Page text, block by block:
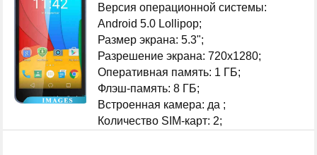
Версия операционной системы:
Android 5.0 Lollipop;
Размер экрана: 5.3";
Разрешение экрана: 720x1280;
Оперативная память: 1 ГБ;
Флэш-память: 8 ГБ;
Встроенная камера: да ;
Количество SIM-карт: 2;